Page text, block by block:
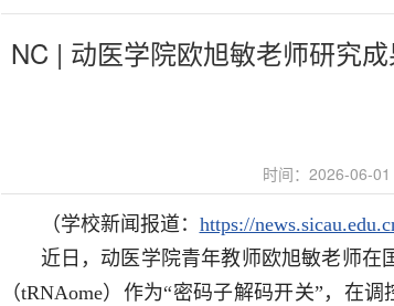
NC | 动医学院欧旭敏老师研究
时间：2026-06-01
（学校新闻报道： https://
近日，动医学院青年教师欧旭敏老师在
（tRNAome）作为“密码子解码开关”，在